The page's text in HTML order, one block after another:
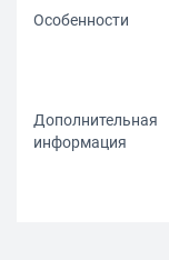
Особенности
Дополнительная
информация